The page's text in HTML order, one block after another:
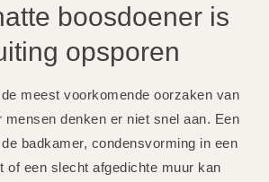
boosdoener is
opsporen
meest voorkomende oorzaken van
mensen denken er niet snel aan. Een
badkamer, condensvorming in een
of een slecht afgedichte muur kan